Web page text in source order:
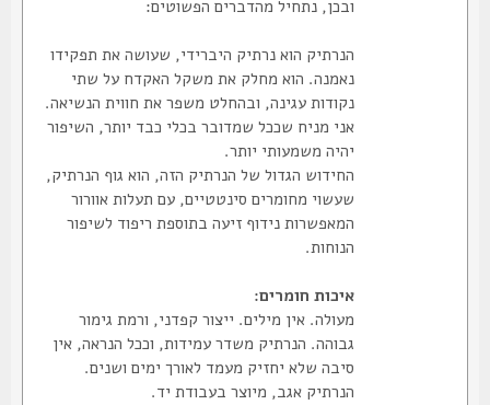
ובכן, נתחיל מהדברים הפשוטים:
הנרתיק הוא נרתיק היברידי, שעושה את תפקידו
נאמנה. הוא מחלק את משקל האקדח על שתי
נקודות עגינה, ובהחלט משפר את חווית הנשיאה.
אני מניח שככל שמדובר בכלי כבד יותר, השיפור
יהיה משמעותי יותר.
החידוש הגדול של הנרתיק הזה, הוא גוף הנרתיק,
שעשוי מחומרים סינטטיים, עם תעלות אוורור
המאפשרות נידוף זיעה בתוספת ריפוד לשיפור
הנוחות.
איכות חומרים:
מעולה. אין מילים. ייצור קפדני, ורמת גימור
גבוהה. הנרתיק משדר עמידות, וככל הנראה, אין
סיבה שלא יחזיק מעמד לאורך ימים ושנים.
הנרתיק אגב, מיוצר בעבודת יד.